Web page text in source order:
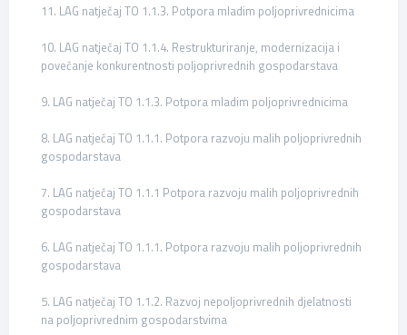
11. LAG natječaj TO 1.1.3. Potpora mladim poljoprivrednicima
10. LAG natječaj TO 1.1.4. Restrukturiranje, modernizacija i
povećanje konkurentnosti poljoprivrednih gospodarstava
9. LAG natječaj TO 1.1.3. Potpora mladim poljoprivrednicima
8. LAG natječaj TO 1.1.1. Potpora razvoju malih poljoprivrednih
gospodarstava
7. LAG natječaj TO 1.1.1 Potpora razvoju malih poljoprivrednih
gospodarstava
6. LAG natječaj TO 1.1.1. Potpora razvoju malih poljoprivrednih
gospodarstava
5. LAG natječaj TO 1.1.2. Razvoj nepoljoprivrednih djelatnosti
na poljoprivrednim gospodarstvima